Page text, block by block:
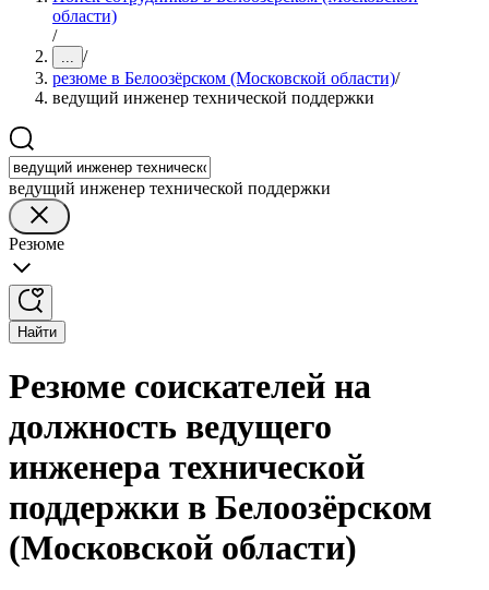
области)
/
... /
резюме в Белоозёрском (Московской области)/
ведущий инженер технической поддержки
ведущий инженер технической поддержки
Резюме
Найти
Резюме соискателей на
должность ведущего
инженера технической
поддержки в Белоозёрском
(Московской области)